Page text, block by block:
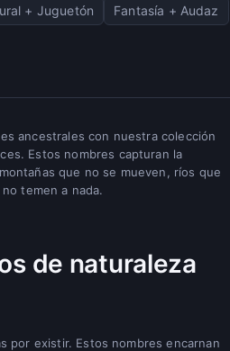
+ Juguetón
Fantasía + Audaz
ancestrales con nuestra colección
Estos nombres capturan la
que no se mueven, ríos que
temen a nada.
de naturaleza
por existir. Estos nombres encarnan